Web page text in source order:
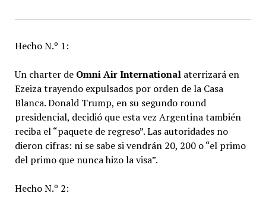
Hecho N.º 1:
Un charter de Omni Air Internationalaterrizará en
Ezeiza trayendo expulsados por orden de la Casa
Blanca. Donald Trump, en su segundo round
presidencial, decidió que esta vez Argentina también
reciba el “paquete de regreso”. Las autoridades no
dieron cifras: ni se sabe si vendrán 20, 200 o “el primo
del primo que nunca hizo la visa”.
Hecho N.º 2: